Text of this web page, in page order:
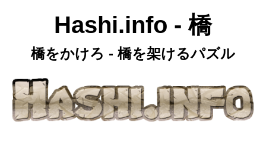
Hashi.info - 橋
橋をかけろ - 橋を架けるパズル